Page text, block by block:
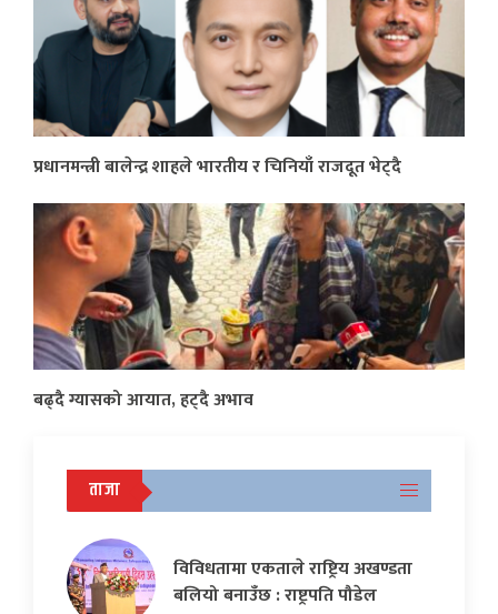
प्रधानमन्त्री बालेन्द्र शाहले भारतीय र चिनियाँ राजदूत भेट्दै
बढ्दै ग्यासको आयात, हट्दै अभाव
ताजा
विविधतामा एकताले राष्ट्रिय अखण्डता
बलियो बनाउँछ : राष्ट्रपति पौडेल